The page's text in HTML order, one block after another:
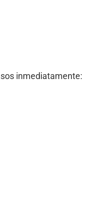
inmediatamente: